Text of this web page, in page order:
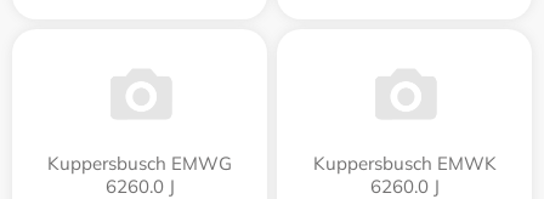
Kuppersbusch EMWG
6260.0 J
Kuppersbusch EMWK
6260.0 J